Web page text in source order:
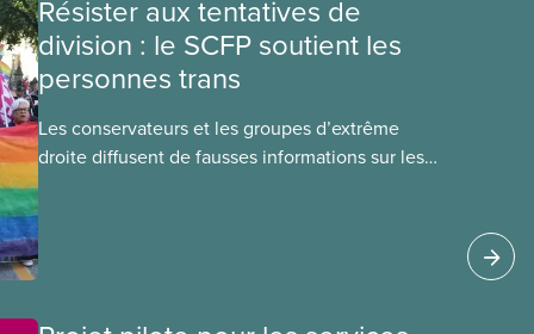
Résister aux tentatives de
division : le SCFP soutient les
personnes trans
​Les conservateurs et les groupes d’extrême
droite diffusent de fausses informations sur les
fins politiques. Les gouvernements de droite sont